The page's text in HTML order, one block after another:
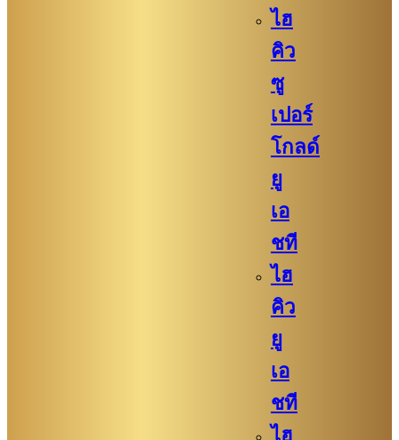
ไฮ
คิว​​
ซู
เปอร์
โกลด์
ยู
เอ
ชที
ไฮ
คิว
ยู
เอ
ชที
ไฮ